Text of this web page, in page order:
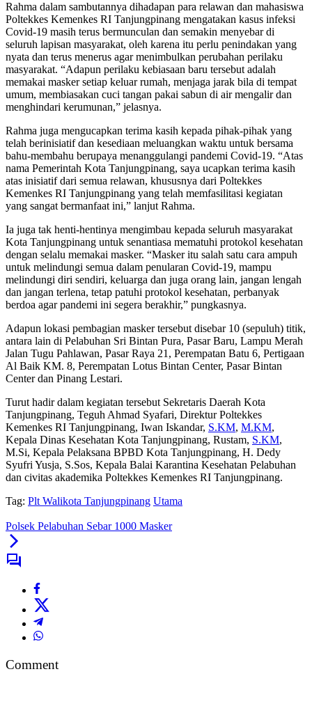
Rahma dalam sambutannya dihadapan para relawan dan mahasiswa
Poltekkes Kemenkes RI Tanjungpinang mengatakan kasus infeksi
Covid-19 masih terus bermunculan dan semakin menyebar di
seluruh lapisan masyarakat, oleh karena itu perlu penindakan yang
nyata dan terus menerus agar menimbulkan perubahan perilaku
masyarakat. “Adapun perilaku kebiasaan baru tersebut adalah
memakai masker setiap keluar rumah, menjaga jarak bila di tempat
umum, membiasakan cuci tangan pakai sabun di air mengalir dan
menghindari kerumunan,” jelasnya.
Rahma juga mengucapkan terima kasih kepada pihak-pihak yang
telah berinisiatif dan kesediaan meluangkan waktu untuk bersama
bahu-membahu berupaya menanggulangi pandemi Covid-19. “Atas
nama Pemerintah Kota Tanjungpinang, saya ucapkan terima kasih
atas inisiatif dari semua relawan, khususnya dari Poltekkes
Kemenkes RI Tanjungpinang yang telah memfasilitasi kegiatan
yang sangat bermanfaat ini,” lanjut Rahma.
Ia juga tak henti-hentinya mengimbau kepada seluruh masyarakat
Kota Tanjungpinang untuk senantiasa mematuhi protokol kesehatan
dengan selalu memakai masker. “Masker itu salah satu cara ampuh
untuk melindungi semua dalam penularan Covid-19, mampu
melindungi diri sendiri, keluarga dan juga orang lain, jangan lengah
dan jangan terlena, tetap patuhi protokol kesehatan, perbanyak
berdoa agar pandemi ini segera berakhir,” pungkasnya.
Adapun lokasi pembagian masker tersebut disebar 10 (sepuluh) titik,
antara lain di Pelabuhan Sri Bintan Pura, Pasar Baru, Lampu Merah
Jalan Tugu Pahlawan, Pasar Raya 21, Perempatan Batu 6, Pertigaan
Al Baik KM. 8, Perempatan Lotus Bintan Center, Pasar Bintan
Center dan Pinang Lestari.
Turut hadir dalam kegiatan tersebut Sekretaris Daerah Kota
Tanjungpinang, Teguh Ahmad Syafari, Direktur Poltekkes
Kemenkes RI Tanjungpinang, Iwan Iskandar, S.KM, M.KM,
Kepala Dinas Kesehatan Kota Tanjungpinang, Rustam, S.KM,
M.Si, Kepala Pelaksana BPBD Kota Tanjungpinang, H. Dedy
Syufri Yusja, S.Sos, Kepala Balai Karantina Kesehatan Pelabuhan
dan civitas akademika Poltekkes Kemenkes RI Tanjungpinang.
Tag: Plt Walikota Tanjungpinang Utama
Polsek Pelabuhan Sebar 1000 Masker
Comment